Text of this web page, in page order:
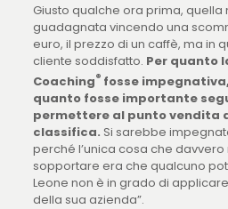
Giusto qualche ora prima, quella
guadagnata vincendo una
euro, il prezzo di un caffè, ma in
cliente soddisfatto. Per quanto
Coaching® fosse
quanto fosse importante
permettere al punto vendita
classifica. Si sarebbe
perché l’unica cosa che davvero
sopportare era che qualcuno
Leone non è in grado di
della sua azienda”.